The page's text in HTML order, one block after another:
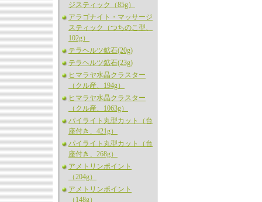
ジスティック（85g）
アラゴナイト・マッサージ
スティック（つちのこ型、
102g）
テラヘルツ鉱石(20g)
テラヘルツ鉱石(23g)
ヒマラヤ水晶クラスター
（クル産、194g）
ヒマラヤ水晶クラスター
（クル産、1063g）
パイライト丸型カット（台
座付き、421g）
パイライト丸型カット（台
座付き、268g）
アメトリンポイント
（204g）
アメトリンポイント
（148g）